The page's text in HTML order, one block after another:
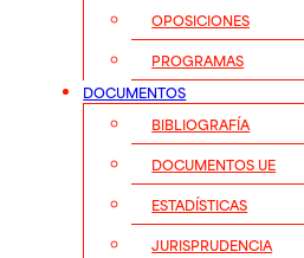
OPOSICIONES
PROGRAMAS
DOCUMENTOS
BIBLIOGRAFÍA
DOCUMENTOS UE
ESTADÍSTICAS
JURISPRUDENCIA